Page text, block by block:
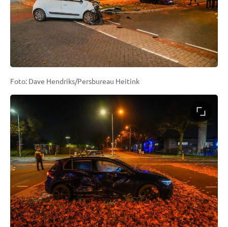
Foto: Dave Hendriks/Persbureau Heitink